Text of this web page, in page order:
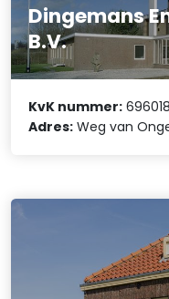
Dingemans
B.V.
KvK nummer:
Adres: Weg van